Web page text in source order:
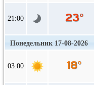
21:00
Понедельник 17-08-2026
03:00